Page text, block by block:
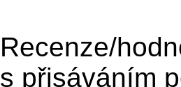
Recenze/
s přisáváním